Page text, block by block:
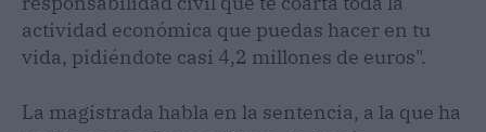
actividad económica que puedas hacer en tu
vida, pidiéndote casi 4,2 millones de euros".
La magistrada habla en la sentencia, a la que ha